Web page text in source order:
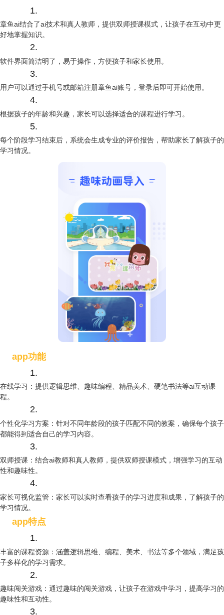
1.
章鱼ai结合了ai技术和真人教师，提供双师授课模式，让孩子在互动中更
好地掌握知识。
2.
软件界面简洁明了，易于操作，方便孩子和家长使用。
3.
用户可以通过手机号或邮箱注册章鱼ai账号，登录后即可开始使用。
4.
根据孩子的年龄和兴趣，家长可以选择适合的课程进行学习。
5.
每个阶段学习结束后，系统会生成专业的评价报告，帮助家长了解孩子的
学习情况。
app功能
1.
在线学习：提供逻辑思维、趣味编程、精品美术、硬笔书法等ai互动课
程。
2.
个性化学习方案：针对不同年龄段的孩子匹配不同的教案，确保每个孩子
都能得到适合自己的学习内容。
3.
双师授课：结合ai教师和真人教师，提供双师授课模式，增强学习的互动
性和趣味性。
4.
家长可视化监管：家长可以实时查看孩子的学习进度和成果，了解孩子的
学习情况。
app特点
1.
丰富的课程资源：涵盖逻辑思维、编程、美术、书法等多个领域，满足孩
子多样化的学习需求。
2.
趣味闯关游戏：通过趣味的闯关游戏，让孩子在游戏中学习，提高学习的
趣味性和互动性。
3.